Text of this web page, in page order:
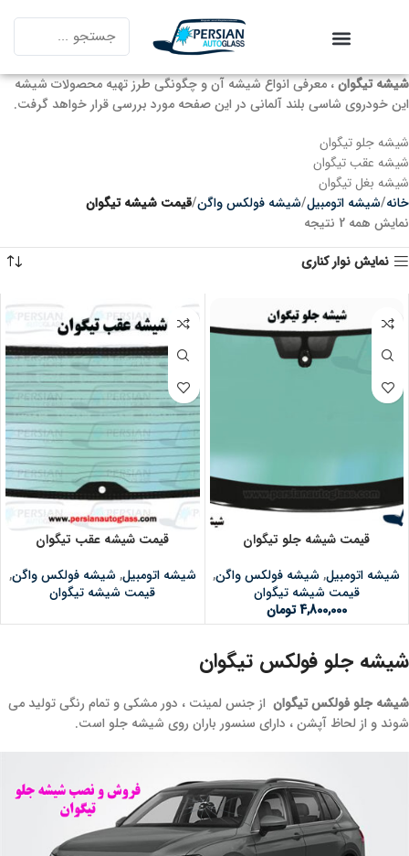
شیشه تیگوان، معرفی انواع شیشه آن و چگونگی طرز تهیه محصولات شیشه
این خودروی شاسی بلند آلمانی در این صفحه مورد بررسی قرار خواهد گرفت.
شیشه جلو تیگوان
شیشه عقب تیگوان
شیشه بغل تیگوان
خانه شیشه اتومبیل شیشه فولکس واگن قیمت شیشه تیگوان
نمایش همه 2 نتیجه
نمایش نوار کناری
قیمت شیشه جلو تیگوان
شیشه اتومبیل,شیشه فولکس واگن,
قیمت شیشه تیگوان
4,800,000تومان
قیمت شیشه عقب تیگوان
شیشه اتومبیل,شیشه فولکس واگن,
قیمت شیشه تیگوان
شیشه جلو فولکس تیگوان
شیشه جلو فولکس تیگوان از جنس لمینت ، دور مشکی و تمام رنگی تولید می
شوند و از لحاظ آپشن ، دارای سنسور باران روی شیشه جلو است.